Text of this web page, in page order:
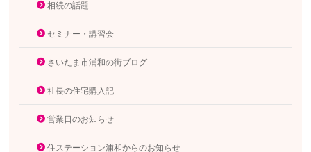
相続の話題
セミナー・講習会
さいたま市浦和の街ブログ
社長の住宅購入記
営業日のお知らせ
住ステーション浦和からのお知らせ